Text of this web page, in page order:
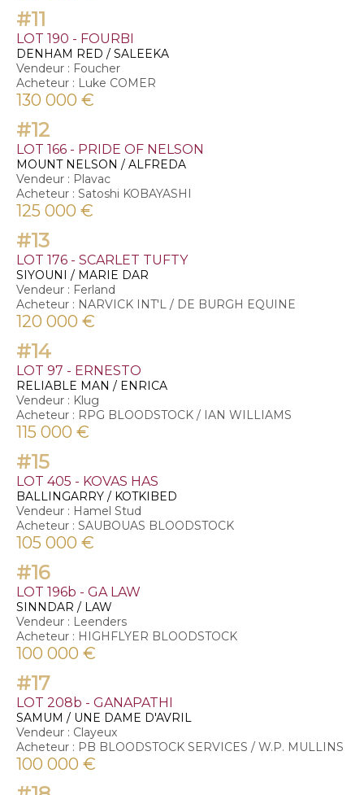
#11
LOT 190 - FOURBI
DENHAM RED / SALEEKA
Vendeur : Foucher
Acheteur : Luke COMER
130 000 €
#12
LOT 166 - PRIDE OF NELSON
MOUNT NELSON / ALFREDA
Vendeur : Plavac
Acheteur : Satoshi KOBAYASHI
125 000 €
#13
LOT 176 - SCARLET TUFTY
SIYOUNI / MARIE DAR
Vendeur : Ferland
Acheteur : NARVICK INT'L / DE BURGH EQUINE
120 000 €
#14
LOT 97 - ERNESTO
RELIABLE MAN / ENRICA
Vendeur : Klug
Acheteur : RPG BLOODSTOCK / IAN WILLIAMS
115 000 €
#15
LOT 405 - KOVAS HAS
BALLINGARRY / KOTKIBED
Vendeur : Hamel Stud
Acheteur : SAUBOUAS BLOODSTOCK
105 000 €
#16
LOT 196b - GA LAW
SINNDAR / LAW
Vendeur : Leenders
Acheteur : HIGHFLYER BLOODSTOCK
100 000 €
#17
LOT 208b - GANAPATHI
SAMUM / UNE DAME D'AVRIL
Vendeur : Clayeux
Acheteur : PB BLOODSTOCK SERVICES / W.P. MULLINS
100 000 €